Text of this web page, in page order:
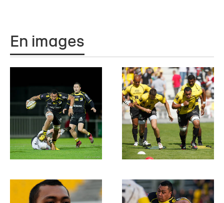
En images